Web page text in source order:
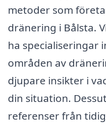
metoder som
dränering i Bålsta.
ha specialiseringar
områden av
djupare insikter i
din situation.
referenser från